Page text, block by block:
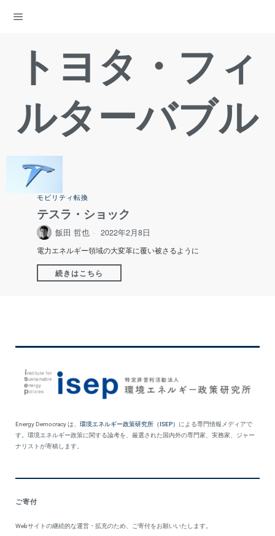
トヨタ・フィ
ルターバブル
モビリティ転換
テスラ・ショック
飯田 哲也 2022年2月8日
電力エネルギー領域の大変革に覆い被さるように
続きはこちら
Energy Democracy は、 環境エネルギー政策研究所（ISEP） による専門情報メディアで
す。環境エネルギー政策に関する論考を、厳選された国内外の専門家、実務家、ジャー
ナリストが寄稿します。
ご寄付
Webサイトの継続的な運営・拡充のため、ご寄付をお願いいたします。